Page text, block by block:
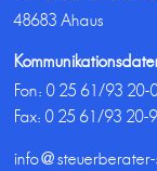
48683 Ahaus
Fon:0 25 61/93 20-
Fax: 0 25 61/93 20-